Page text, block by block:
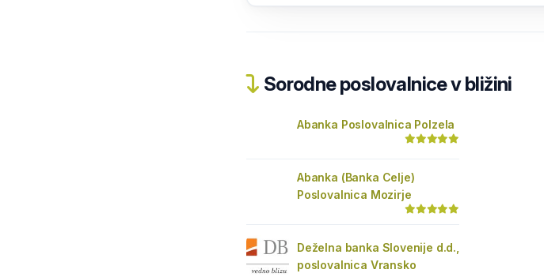
Sorodne poslovalnice v bližini
Abanka Poslovalnica Polzela
Abanka (Banka Celje)
Poslovalnica Mozirje
Deželna banka Slovenije d.d.,
poslovalnica Vransko